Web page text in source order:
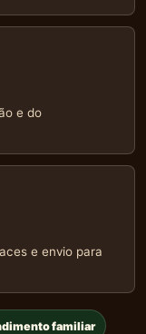
e do
e envio para
familiar